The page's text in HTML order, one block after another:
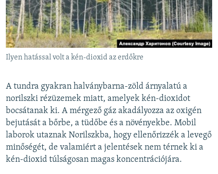
Ilyen hatással volt a kén-dioxid az erdőkre
A tundra gyakran halványbarna-zöld árnyalatú a
norilszki rézüzemek miatt, amelyek kén-dioxidot
bocsátanak ki. A mérgező gáz akadályozza az oxigén
bejutását a bőrbe, a tüdőbe és a növényekbe. Mobil
laborok utaznak Norilszkba, hogy ellenőrizzék a levegő
minőségét, de valamiért a jelentések nem térnek ki a
kén-dioxid túlságosan magas koncentrációjára.